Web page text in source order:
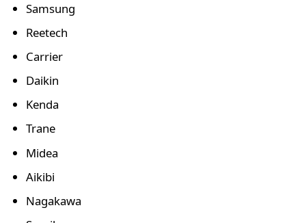
Samsung
Reetech
Carrier
Daikin
Kenda
Trane
Midea
Aikibi
Nagakawa